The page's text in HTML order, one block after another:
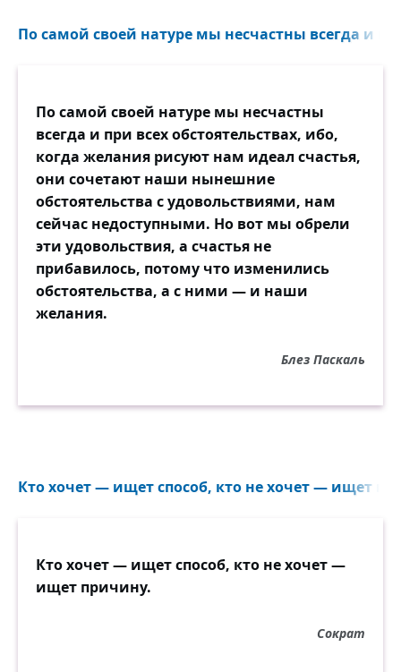
По самой своей натуре мы несчастны всегда и
По самой своей натуре мы несчастны
всегда и при всех обстоятельствах, ибо,
когда желания рисуют нам идеал счастья,
они сочетают наши нынешние
обстоятельства с удовольствиями, нам
сейчас недоступными. Но вот мы обрели
эти удовольствия, а счастья не
прибавилось, потому что изменились
обстоятельства, а с ними — и наши
желания.
Блез Паскаль
Кто хочет — ищет способ, кто не хочет — ищет
Кто хочет — ищет способ, кто не хочет —
ищет причину.
Сократ